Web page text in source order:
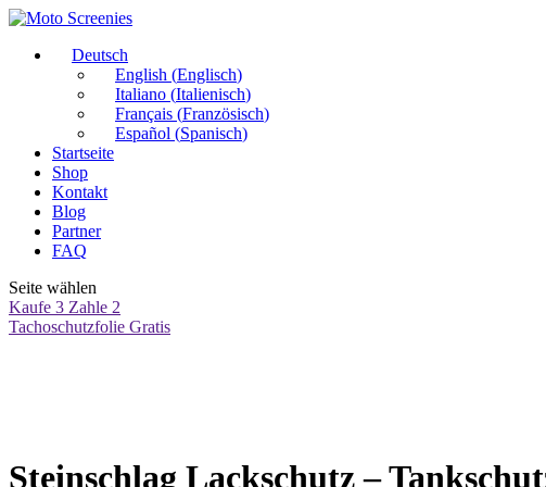
Deutsch
English (Englisch)
Italiano (Italienisch)
Français (Französisch)
Español (Spanisch)
Startseite
Shop
Kontakt
Blog
Partner
FAQ
Seite wählen
Kaufe 3 Zahle 2
Tachoschutzfolie Gratis
Steinschlag Lackschutz –